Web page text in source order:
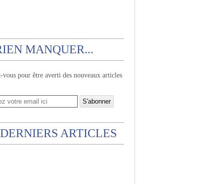
MANQUER...
vous pour être averti des nouveaux articles
ARTICLES